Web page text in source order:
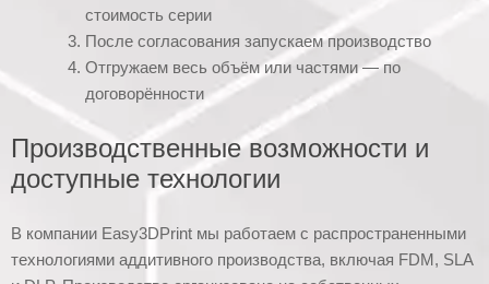
стоимость серии
После согласования запускаем производство
Отгружаем весь объём или частями — по
договорённости
Производственные возможности и
доступные технологии
В компании Easy3DPrint мы работаем с распространенными
технологиями аддитивного производства, включая FDM, SLA